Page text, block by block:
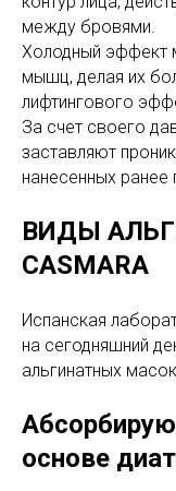
между бровями.
Холодный эффект
мышц, делая их
лифтингового
За счет своего
заставляют
нанесенных ранее
ВИДЫ
CASMARA
Испанская
на сегодняшний
альгинатных
основе